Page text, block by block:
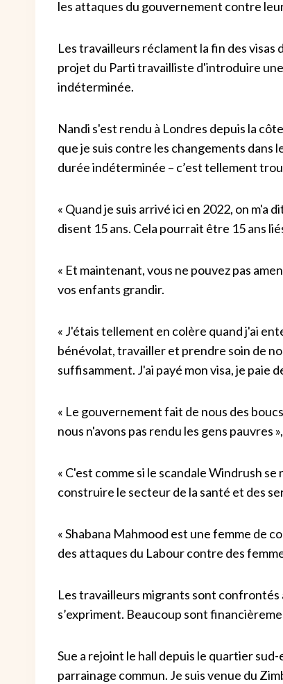
les attaques du gouvernement contre
Les travailleurs réclament la fin des
projet du Parti travailliste d'introduire
indéterminée.
Nandi s'est rendu à Londres depuis la
que je suis contre les changements dans
durée indéterminée – c’est tellement
« Quand je suis arrivé ici en 2022, on m'a
disent 15 ans. Cela pourrait être 15 ans
« Et maintenant, vous ne pouvez pas
vos enfants grandir.
« J'étais tellement en colère quand j'ai
bénévolat, travailler et prendre soin de
suffisamment. J'ai payé mon visa, je paie
« Le gouvernement fait de nous des
nous n'avons pas rendu les gens pauvres
« C'est comme si le scandale Windrush
construire le secteur de la santé et des
« Shabana Mahmood est une femme de
des attaques du Labour contre des
Les travailleurs migrants sont confrontés
s’expriment. Beaucoup sont
Sue a rejoint le hall depuis le quartier
parrainage commun. Je suis venue du